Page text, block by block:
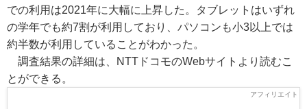
での利用は2021年に大幅に上昇した。タブレットはいずれ
の学年でも約7割が利用しており、パソコンも小3以上では
約半数が利用していることがわかった。
調査結果の詳細は、NTTドコモのWebサイトより読むこ
とができる。